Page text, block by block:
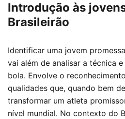
Introdução às
Brasileirão
Identificar uma jovem
vai além de analisar a técnica
bola. Envolve o
qualidades que, quando bem
transformar um atleta
nível mundial. No contexto do